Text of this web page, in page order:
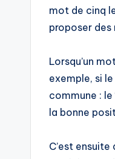
mot de cinq
proposer des
Lorsqu’un
exemple, si
commune :
la bonne
C’est